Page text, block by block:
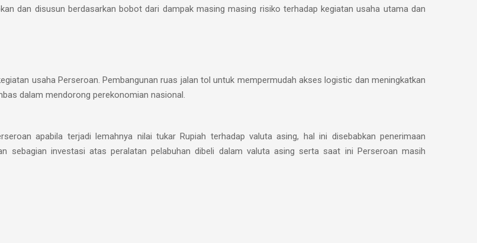
dan disusun berdasarkan bobot dari dampak masing masing risiko terhadap kegiatan usaha utama dan
usaha Perseroan. Pembangunan ruas jalan tol untuk mempermudah akses logistic dan meningkatkan
dalam mendorong perekonomian nasional.
apabila terjadi lemahnya nilai tukar Rupiah terhadap valuta asing, hal ini disebabkan penerimaan
sebagian investasi atas peralatan pelabuhan dibeli dalam valuta asing serta saat ini Perseroan masih